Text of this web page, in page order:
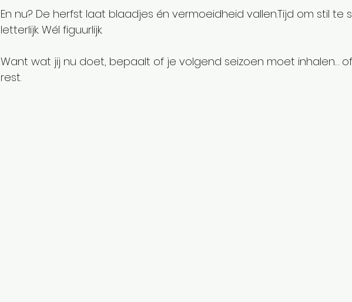
En nu? De herfst laat blaadjes én vermoeidheid vallen.Tijd om stil te
letterlijk. Wél figuurlijk.
Want wat jij nu doet, bepaalt of je volgend seizoen moet inhalen…
rest.